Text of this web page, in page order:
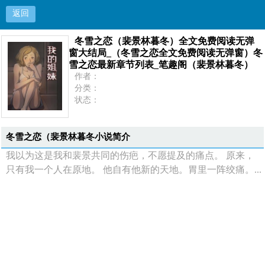
返回
冬雪之恋（裴景林暮冬）全文免费阅读无弹窗大结
局_（冬雪之恋全文免费阅读无弹窗）冬雪之恋最
新章节列表_笔趣阁（裴景林暮冬）
冬雪之恋（裴景林暮冬）全文免费阅读无弹
窗大结局_（冬雪之恋全文免费阅读无弹窗）冬
雪之恋最新章节列表_笔趣阁（裴景林暮冬）
作者：
分类：
状态：
冬雪之恋（裴景林暮冬小说简介
我以为这是我和裴景共同的伤疤，不愿提及的痛点。 原来，
只有我一个人在原地。 他自有他新的天地。胃里一阵绞痛。...